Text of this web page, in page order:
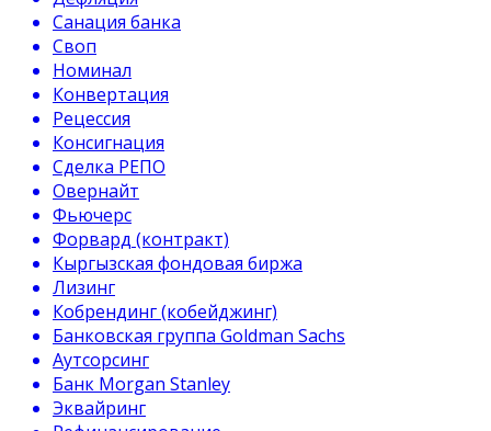
Санация банка
Своп
Номинал
Конвертация
Рецессия
Консигнация
Сделка РЕПО
Овернайт
Фьючерс
Форвард (контракт)
Кыргызская фондовая биржа
Лизинг
Кобрендинг (кобейджинг)
Банковская группа Goldman Sachs
Аутсорсинг
Банк Morgan Stanley
Эквайринг